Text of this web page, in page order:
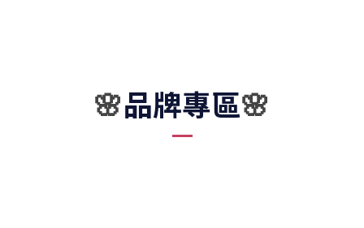
🌸品牌專區🌸